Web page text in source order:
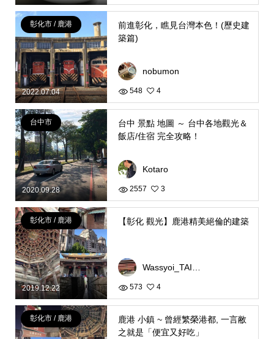
2022.07.04
彰化市 / 鹿港
前進彰化，瞧見台灣本色！(歷史建
築篇)
nobumon
548 4
2020.09.28
台中市
台中 景點 地圖 ～ 台中各地觀光＆
飯店/住宿 完全攻略！
Kotaro
2557 3
2019.12.22
彰化市 / 鹿港 【彰化 觀光】鹿港精美絕倫的建築
573 4
彰化市 / 鹿港
鹿港 小鎮 ~ 曾經繁榮港都, 一言敝
之就是「便宜又好吃」